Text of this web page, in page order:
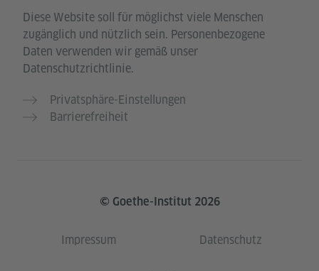
Diese Website soll für möglichst viele Menschen
zugänglich und nützlich sein. Personenbezogene
Daten verwenden wir gemäß unser
Datenschutzrichtlinie.
Privatsphäre-Einstellungen
Barrierefreiheit
© Goethe-Institut 2026
Impressum Datenschutz